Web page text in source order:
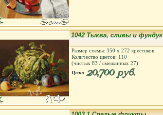
1042 Тыква, сливы и фундук
Размер схемы: 350 х 272 крестиков
Количество цветов: 110
(чистых 83 / смешанных 27)
Цена: 20,700 руб.